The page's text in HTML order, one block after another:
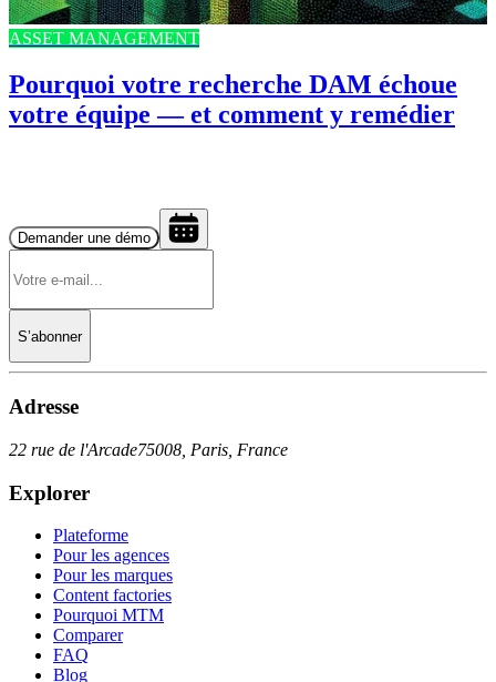
ASSET MANAGEMENT
Pourquoi votre recherche DAM échoue
votre équipe — et comment y remédier
Demander une démo
S’abonner
Adresse
22 rue de l'Arcade75008, Paris, France
Explorer
Plateforme
Pour les agences
Pour les marques
Content factories
Pourquoi MTM
Comparer
FAQ
Blog